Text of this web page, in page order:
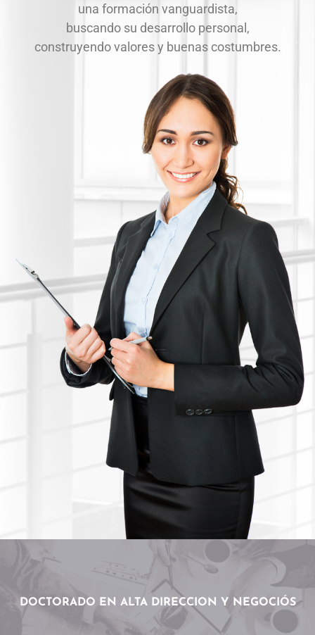
una formación vanguardista,
buscando su desarrollo personal,
construyendo valores y buenas costumbres.
DOCTORADO EN ALTA DIRECCION Y NEGOCIÓS